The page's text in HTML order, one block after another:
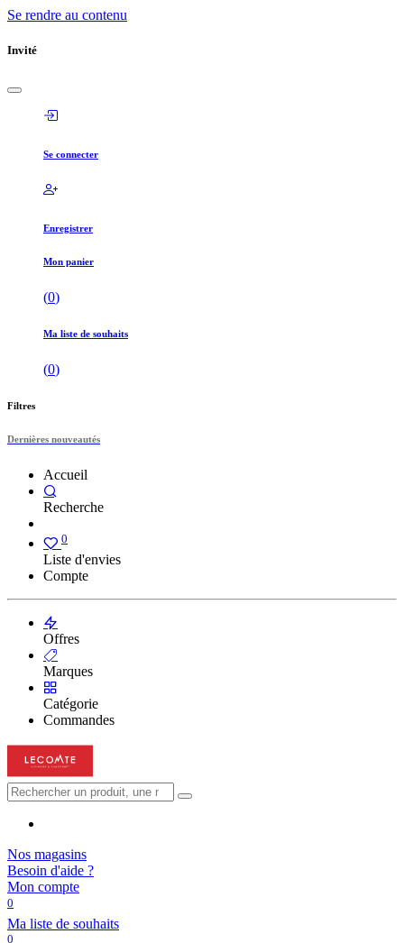
Se rendre au contenu
Invité
Se connecter
Enregistrer
Mon panier
(0)
Ma liste de souhaits
(0)
Filtres
Dernières nouveautés
Accueil
Recherche
0
Liste d'envies
Compte
Offres
Marques
Catégorie
Commandes
Nos magasins
Besoin d'aide ?
Mon compte
0
Ma liste de souhaits
0